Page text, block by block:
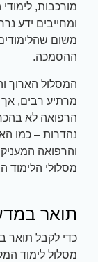
מורכבות,
ומחייבים ידע
משום
ההסמכה.
המסלול הארוך
מרתיע רבים, אך
הרפואה לא
נהדרות – כמו
והרפואה
מסלולי הלימוד
תואר
כדי לקבל תואר
מסלול לימוד